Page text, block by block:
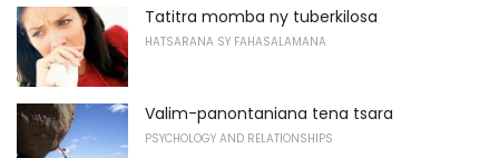
Tatitra momba ny tuberkilosa
HATSARANA SY FAHASALAMANA
Valim-panontaniana tena tsara
PSYCHOLOGY AND RELATIONSHIPS